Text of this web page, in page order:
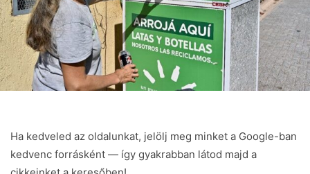
Ha kedveled az oldalunkat, jelölj meg minket a Google-ban
kedvenc forrásként — így gyakrabban látod majd a